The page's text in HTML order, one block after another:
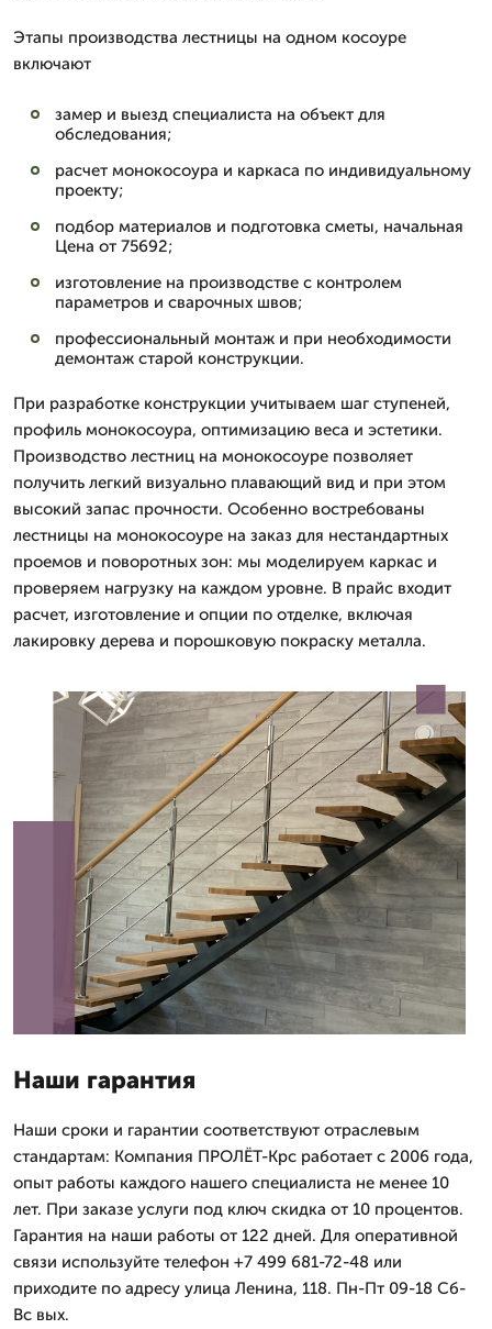
Этапы производства лестницы на одном косоуре
включают
замер и выезд специалиста на объект для
обследования;
расчет монокосоура и каркаса по индивидуальному
проекту;
подбор материалов и подготовка сметы, начальная
Цена от 75692;
изготовление на производстве с контролем
параметров и сварочных швов;
профессиональный монтаж и при необходимости
демонтаж старой конструкции.
При разработке конструкции учитываем шаг ступеней,
профиль монокосоура, оптимизацию веса и эстетики.
Производство лестниц на монокосоуре позволяет
получить легкий визуально плавающий вид и при этом
высокий запас прочности. Особенно востребованы
лестницы на монокосоуре на заказ для нестандартных
проемов и поворотных зон: мы моделируем каркас и
проверяем нагрузку на каждом уровне. В прайс входит
расчет, изготовление и опции по отделке, включая
лакировку дерева и порошковую покраску металла.
Наши гарантия
Наши сроки и гарантии соответствуют отраслевым
стандартам: Компания ПРОЛЁТ-Крс работает с 2006 года,
опыт работы каждого нашего специалиста не менее 10
лет. При заказе услуги под ключ скидка от 10 процентов.
Гарантия на наши работы от 122 дней. Для оперативной
связи используйте телефон +7 499 681-72-48 или
приходите по адресу улица Ленина, 118. Пн-Пт 09-18 Сб-
Вс вых.